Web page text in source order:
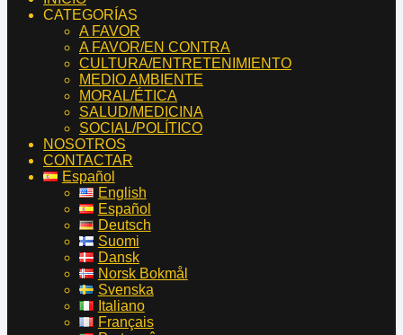
CATEGORÍAS
A FAVOR
A FAVOR/EN CONTRA
CULTURA/ENTRETENIMIENTO
MEDIO AMBIENTE
MORAL/ÉTICA
SALUD/MEDICINA
SOCIAL/POLÍTICO
NOSOTROS
CONTACTAR
Español
English
Español
Deutsch
Suomi
Dansk
Norsk Bokmål
Svenska
Italiano
Français